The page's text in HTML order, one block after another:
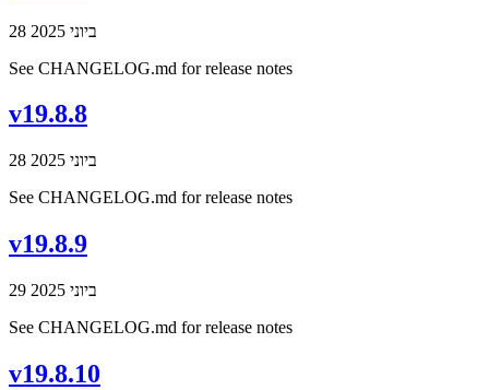
28 ביוני 2025
See CHANGELOG.md for release notes
v19.8.8
28 ביוני 2025
See CHANGELOG.md for release notes
v19.8.9
29 ביוני 2025
See CHANGELOG.md for release notes
v19.8.10